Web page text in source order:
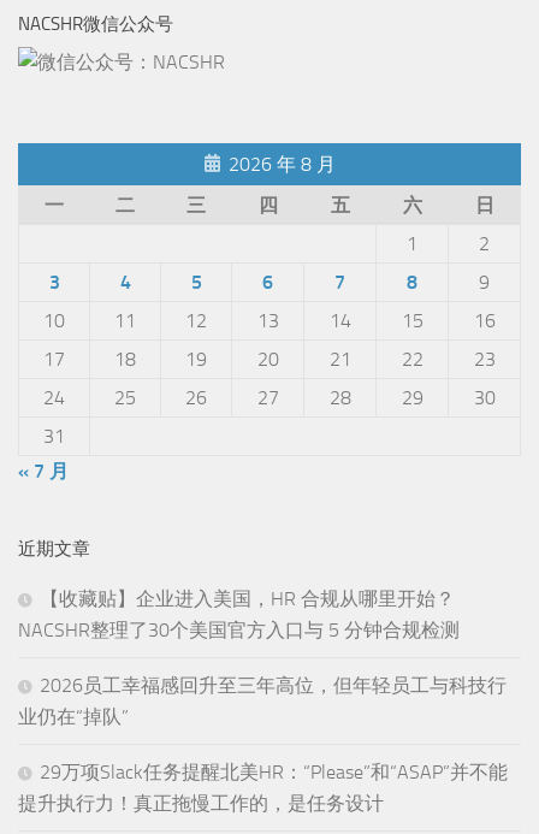
NACSHR微信公众号
2026 年 8 月
一
二 三 四 五 六
日
1
2
3
4 5 6 7 8
9
10
11 12 13 14 15
16
17
18 19 20 21 22
23
24
25 26 27 28 29
30
31
« 7 月
近期文章
【收藏贴】企业进入美国，HR 合规从哪里开始？
NACSHR整理了30个美国官方入口与 5 分钟合规检测
2026员工幸福感回升至三年高位，但年轻员工与科技行
业仍在“掉队”
29万项Slack任务提醒北美HR：“Please”和“ASAP”并不能
提升执行力！真正拖慢工作的，是任务设计